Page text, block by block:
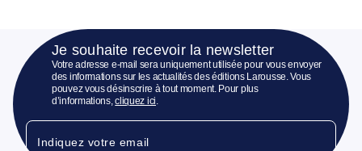
Je souhaite recevoir la newsletter
Votre adresse e-mail sera uniquement utilisée pour vous envoyer
des informations sur les actualités des éditions Larousse. Vous
pouvez vous désinscrire à tout moment. Pour plus
d’informations,cliquez ici.
Indiquez votre email